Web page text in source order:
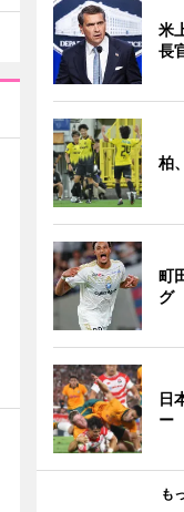
米
長
柏
町
グ
日
ー
も